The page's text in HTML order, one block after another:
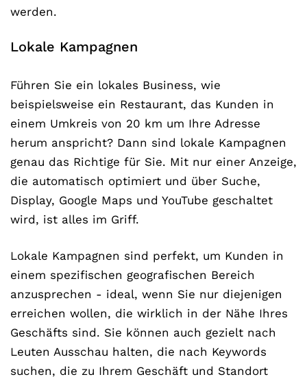
werden.
Lokale Kampagnen
Führen Sie ein lokales Business, wie
beispielsweise ein Restaurant, das Kunden in
einem Umkreis von 20 km um Ihre Adresse
herum anspricht? Dann sind lokale Kampagnen
genau das Richtige für Sie. Mit nur einer Anzeige,
die automatisch optimiert und über Suche,
Display, Google Maps und YouTube geschaltet
wird, ist alles im Griff.
Lokale Kampagnen sind perfekt, um Kunden in
einem spezifischen geografischen Bereich
anzusprechen - ideal, wenn Sie nur diejenigen
erreichen wollen, die wirklich in der Nähe Ihres
Geschäfts sind. Sie können auch gezielt nach
Leuten Ausschau halten, die nach Keywords
suchen, die zu Ihrem Geschäft und Standort